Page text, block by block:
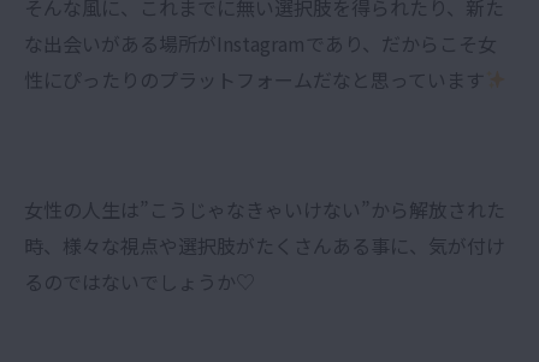
そんな風に、これまでに無い選択肢を得られたり、新た
な出会いがある場所がInstagramであり、だからこそ女
性にぴったりのプラットフォームだなと思っています
女性の人生は”こうじゃなきゃいけない”から解放された
時、様々な視点や選択肢がたくさんある事に、気が付け
るのではないでしょうか♡